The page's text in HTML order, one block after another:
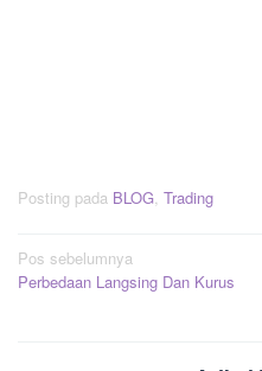
Posting pada BLOG, Trading
Navigasi
pos
Pos sebelumnya
Perbedaan Langsing Dan Kurus